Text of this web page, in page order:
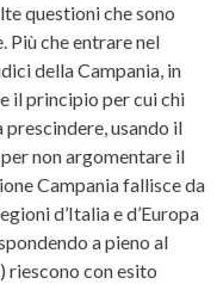
questioni che sono
Più che entrare nel
della Campania, in
il principio per cui chi
prescindere, usando il
non argomentare il
Campania fallisce da
d’Italia e d’Europa
a pieno al
riescono con esito